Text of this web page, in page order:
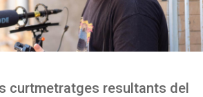
curtmetratges resultants del